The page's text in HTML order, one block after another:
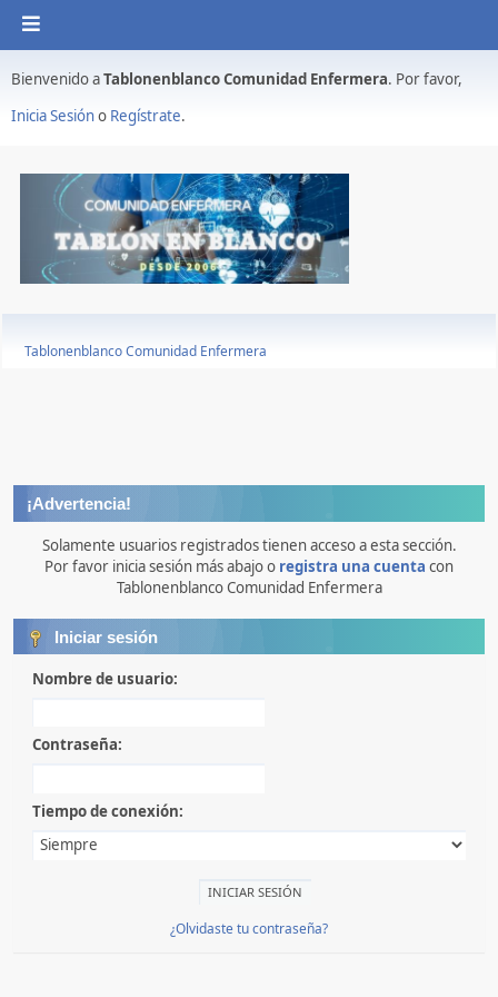
Bienvenido aTablonenblanco Comunidad Enfermera. Por favor,
Inicia Sesióno Regístrate.
Tablonenblanco Comunidad Enfermera
¡Advertencia!
Solamente usuarios registrados tienen acceso a esta sección.
Por favor inicia sesión más abajo o registra una cuenta con
Tablonenblanco Comunidad Enfermera
Iniciar sesión
Nombre de usuario:
Contraseña:
Tiempo de conexión:
¿Olvidaste tu contraseña?